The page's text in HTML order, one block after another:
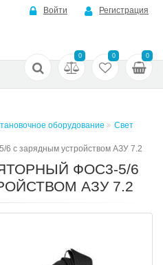
Войти Регистрация
0 0 0
оборудование
Свет
с зарядным устройством АЗУ 7.2
ФОС3-5/6
АЗУ 7.2